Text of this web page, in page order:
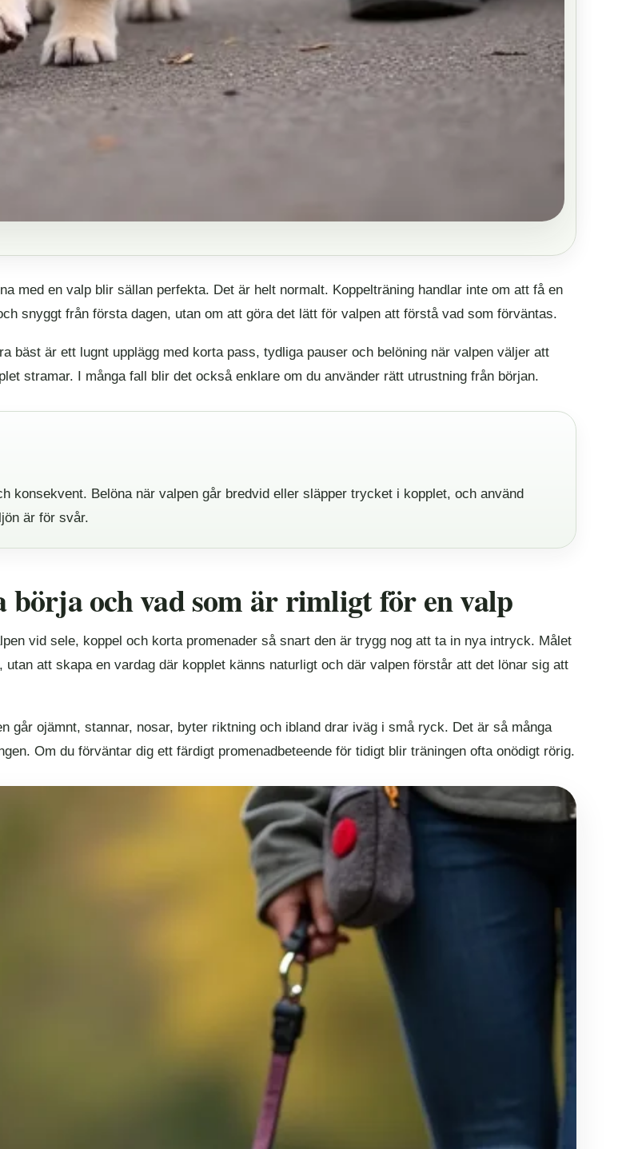
med en valp blir sällan perfekta. Det är helt normalt. Koppelträning handlar inte om att få en
snyggt från första dagen, utan om att göra det lätt för valpen att förstå vad som förväntas.
bäst är ett lugnt upplägg med korta pass, tydliga pauser och belöning när valpen väljer att
stramar. I många fall blir det också enklare om du använder rätt utrustning från början.
konsekvent. Belöna när valpen går bredvid eller släpper trycket i kopplet, och använd
är för svår.
börja och vad som är rimligt för en valp
vid sele, koppel och korta promenader så snart den är trygg nog att ta in nya intryck. Målet
utan att skapa en vardag där kopplet känns naturligt och där valpen förstår att det lönar sig att
går ojämnt, stannar, nosar, byter riktning och ibland drar iväg i små ryck. Det är så många
Om du förväntar dig ett färdigt promenadbeteende för tidigt blir träningen ofta onödigt rörig.